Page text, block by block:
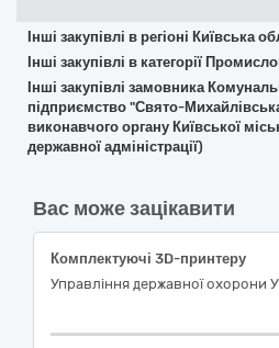
Інші закупівлі в регіоні Київська
Інші закупівлі в категорії
Інші закупівлі замовника
підприємство "Свято-
виконавчого органу Київської
державної адміністрації)
Вас може зацікавити
Комплектуючі 3D-принтеру
Управління державної охорони